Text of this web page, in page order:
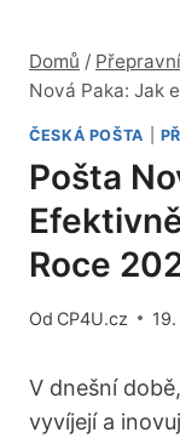
Domů /
Nová Paka: Jak
ČESKÁ POŠTA
Pošta
Roce
Od CP4U.cz
V dnešní
vyvíjejí ⁤a